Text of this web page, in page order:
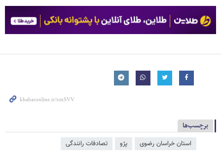
برچسب‌ها
استان خراسان رضوی پژو تصادفات رانندگی